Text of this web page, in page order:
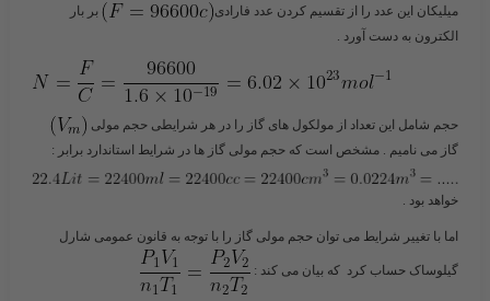
میلیکان این عدد را از تقسیم کردن عدد فارادی
بر بار
الکترون به دست آورد .
حجم شامل این تعداد از مولکول های گاز را در هر شرایطی حجم مولی
گاز می نامیم . مشخص است که حجم مولی گاز ها در شرایط استاندارد برابر :
خواهد بود .
اما با تغییر شرایط می توان حجم مولی گاز را با توجه به قانون عمومی شارل
گیلوساک حساب کرد که بیان می کند :